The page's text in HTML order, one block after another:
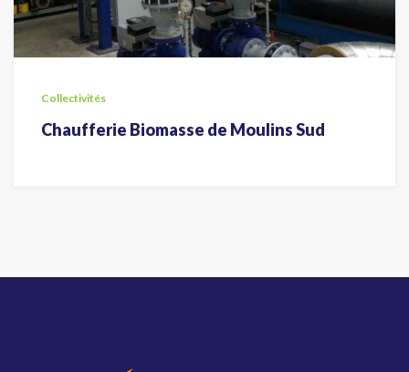
Collectivités
Chaufferie Biomasse de Moulins Sud